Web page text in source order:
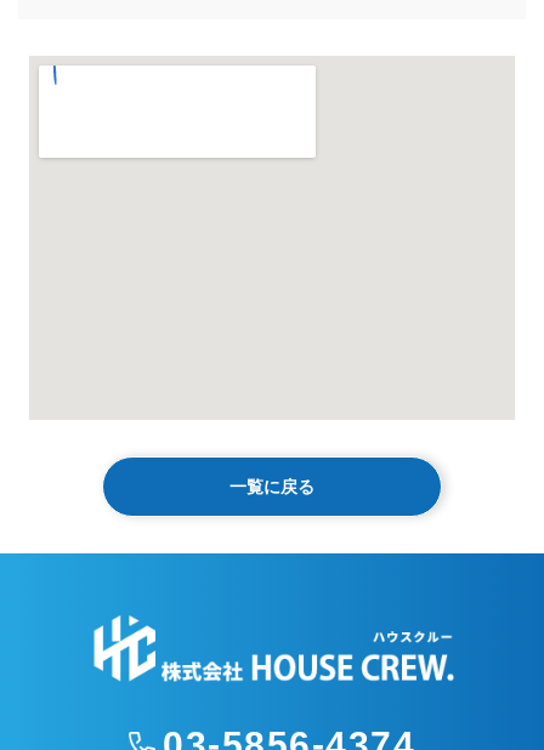
一覧に戻る